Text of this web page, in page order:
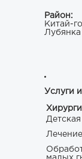
Район:
Китай-
Лубянка
Услуги